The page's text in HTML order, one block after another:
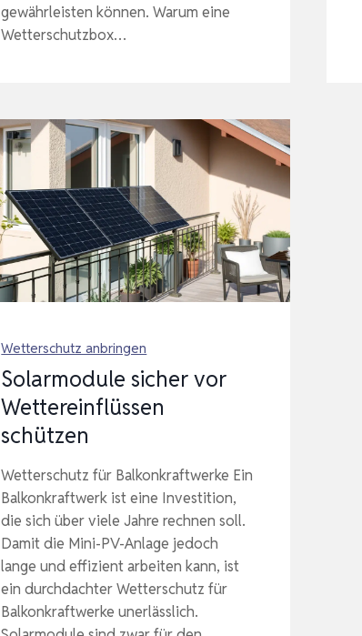
gewährleisten können. Warum eine
Wetterschutzbox…
Wetterschutz anbringen
Solarmodule sicher vor
Wettereinflüssen
schützen
Wetterschutz für Balkonkraftwerke Ein
Balkonkraftwerk ist eine Investition,
die sich über viele Jahre rechnen soll.
Damit die Mini-PV-Anlage jedoch
lange und effizient arbeiten kann, ist
ein durchdachter Wetterschutz für
Balkonkraftwerke unerlässlich.